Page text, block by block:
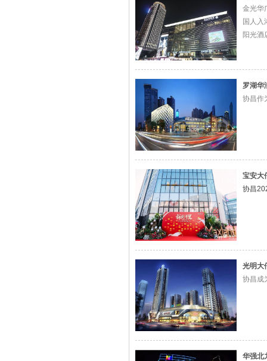
金光华
国人入
阳光
罗湖华
协昌作
宝安大
协昌
光明大
协昌成
华强北